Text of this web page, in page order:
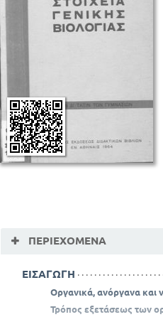
ΠΕΡΙΕΧΌΜΕΝΑ
ΕΙΣΑΓΩΓΗ
Οργανικά, ανόργανα και
Τρόπος εξετάσεως των